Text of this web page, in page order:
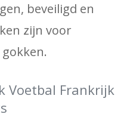
beveiligd en
zijn voor
Voetbal Frankrijk